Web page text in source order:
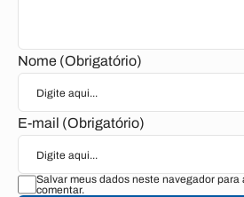
Nome (Obrigatório)
E-mail (Obrigatório)
Salvar meus dados neste navegador para
comentar.